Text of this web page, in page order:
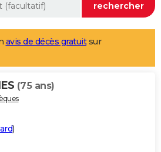
avis de décès gratuitsur
(75 ans)
)